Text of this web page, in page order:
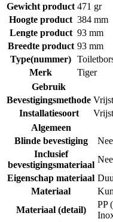
Gewicht product 471 gr
Hoogte product 384 mm
Lengte product 93 mm
Breedte product 93 mm
Type(nummer)
Merk
Tiger
Gebruik
Bevestigingsmethode
Installatiesoort
Algemeen
Blinde bevestiging
Nee
Inclusief
bevestigingsmateriaal
Nee
Eigenschap materiaal
Materiaal
Materiaal (detail)
PP